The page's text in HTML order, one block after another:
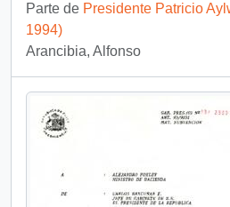
Parte de Presidente Patricio
1994)
Arancibia, Alfonso